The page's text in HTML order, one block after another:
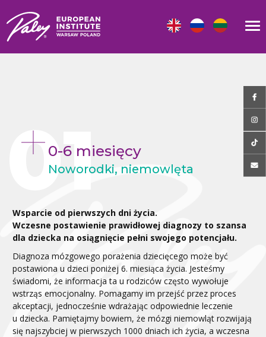
0-6 miesięcy
Noworodki, niemowlęta
Wsparcie od pierwszych dni życia.
Wczesne postawienie prawidłowej diagnozy to szansa
dla dziecka na osiągnięcie pełni swojego potencjału.
Diagnoza mózgowego porażenia dziecięcego może być
postawiona u dzieci poniżej 6. miesiąca życia. Jesteśmy
świadomi, że informacja ta u rodziców często wywołuje
wstrząs emocjonalny. Pomagamy im przejść przez proces
akceptacji, jednocześnie wdrażając odpowiednie leczenie
u dziecka. Pamiętajmy bowiem, że mózgi niemowląt rozwijają
się najszybciej w pierwszych 1000 dniach ich życia, a wczesna